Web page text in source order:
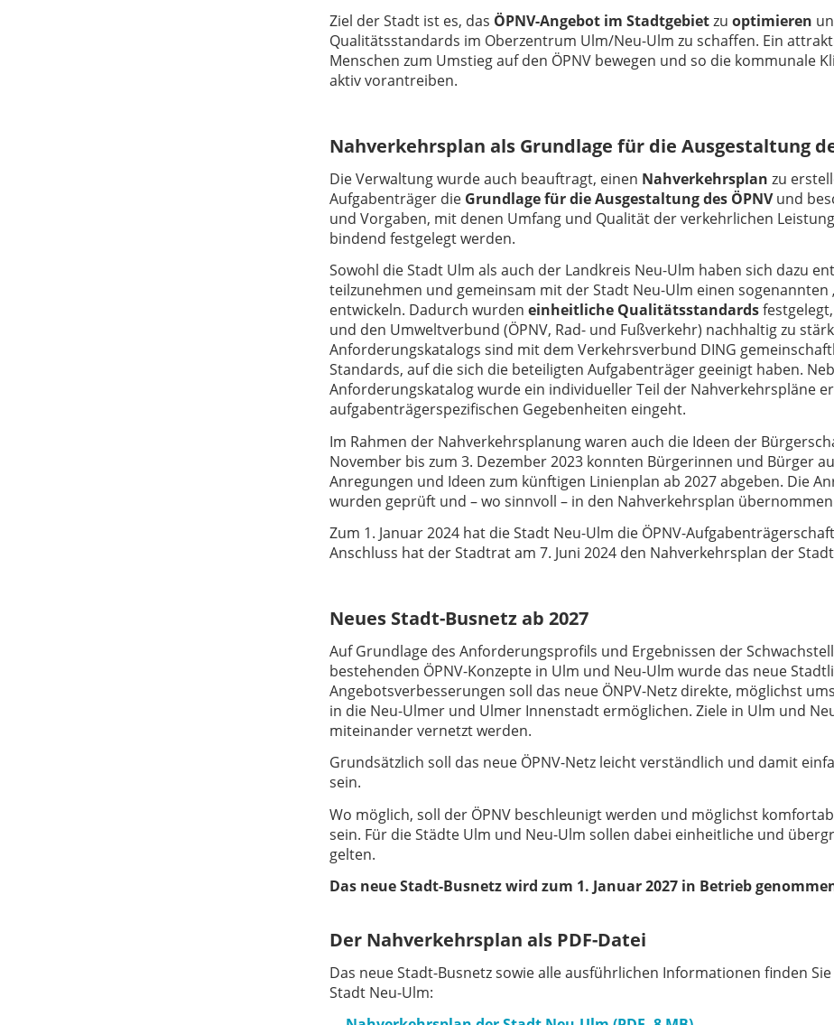
Ziel der Stadt ist es, das ÖPNV-Angebot im Stadtgebietzu optimieren
Qualitätsstandards im Oberzentrum Ulm/Neu-Ulm zu schaffen. Ein
Menschen zum Umstieg auf den ÖPNV bewegen und so die kommunale
aktiv vorantreiben.
Nahverkehrsplan als Grundlage für die Ausgestaltung
Die Verwaltung wurde auch beauftragt, einen Nahverkehrsplan zu
Aufgabenträger die Grundlage für die Ausgestaltung des ÖPNVund
und Vorgaben, mit denen Umfang und Qualität der verkehrlichen
bindend festgelegt werden.
Sowohl die Stadt Ulm als auch der Landkreis Neu-Ulm haben sich dazu
teilzunehmen und gemeinsam mit der Stadt Neu-Ulm einen sogenannten
entwickeln. Dadurch wurden einheitliche Qualitätsstandards
und den Umweltverbund (ÖPNV, Rad- und Fußverkehr) nachhaltig zu
Anforderungskatalogs sind mit dem Verkehrsverbund DING
Standards, auf die sich die beteiligten Aufgabenträger geeinigt haben.
Anforderungskatalog wurde ein individueller Teil der Nahverkehrspläne
aufgabenträgerspezifischen Gegebenheiten eingeht.
Im Rahmen der Nahverkehrsplanung waren auch die Ideen der
November bis zum 3. Dezember 2023 konnten Bürgerinnen und Bürger
Anregungen und Ideen zum künftigen Linienplan ab 2027 abgeben. Die
wurden geprüft und – wo sinnvoll – in den Nahverkehrsplan
Zum 1. Januar 2024 hat die Stadt Neu-Ulm die ÖPNV-
Anschluss hat der Stadtrat am 7. Juni 2024 den Nahverkehrsplan der
Neues Stadt-Busnetz ab 2027
Auf Grundlage des Anforderungsprofils und Ergebnissen der
bestehenden ÖPNV-Konzepte in Ulm und Neu-Ulm wurde das neue
Angebotsverbesserungen soll das neue ÖNPV-Netz direkte, möglichst
in die Neu-Ulmer und Ulmer Innenstadt ermöglichen. Ziele in Ulm und
miteinander vernetzt werden.
Grundsätzlich soll das neue ÖPNV-Netz leicht verständlich und damit
sein.
Wo möglich, soll der ÖPNV beschleunigt werden und möglichst
sein. Für die Städte Ulm und Neu-Ulm sollen dabei einheitliche und
gelten.
Das neue Stadt-Busnetz wird zum 1. Januar 2027 in Betrieb
Der Nahverkehrsplan als PDF-Datei
Das neue Stadt-Busnetz sowie alle ausführlichen Informationen finden
Stadt Neu-Ulm: